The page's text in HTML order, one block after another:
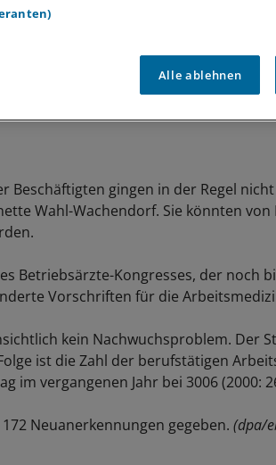
Beschäftigten gingen in der Regel
Wahl-Wachendorf. Sie könnten
Betriebsärzte-Kongresses, der noch
Vorschriften für die
kein Nachwuchsproblem. Der
ist die Zahl der berufstätigen
im vergangenen Jahr bei 3006 (2000:
Neuanerkennungen gegeben. (dpa/
Alle ablehnen